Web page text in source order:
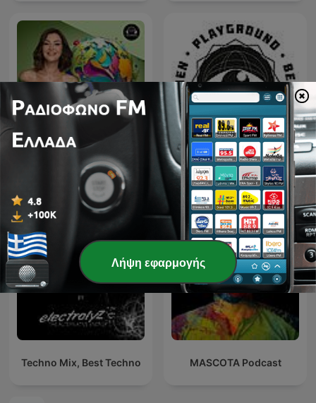
Στον κόσμο της Μαρίας,
με τη Μαρία Γεωργάκαινα
TECHNO TECHNO
TECHNO
Techno Mix, Best Techno MASCOTA Podcast
Λήψη εφαρμογής